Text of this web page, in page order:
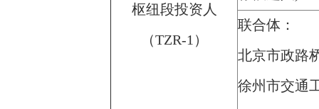
枢纽段投资人
（TZR-1）
联合体：
北京市政路
徐州市交通